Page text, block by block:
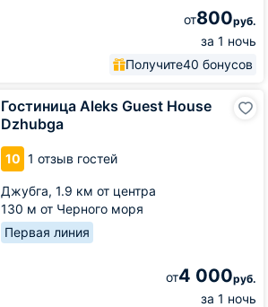
от800руб.
за 1 ночь
Получите40 бонусов
Гостиница Aleks Guest House
Dzhubga
10 1 отзыв гостей
Джубга, 1.9 км от центра
130 м от Черного моря
Первая линия
от4 000руб.
за 1 ночь